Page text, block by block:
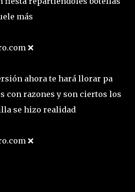
más
❌
ahora te hará llorar pa
con razones y son ciertos los
se hizo realidad
❌